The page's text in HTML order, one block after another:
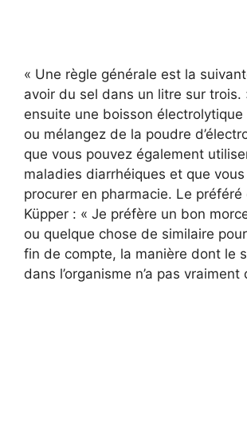
« Une règle générale est la
avoir du sel dans un litre sur trois.
ensuite une boisson
ou mélangez de la poudre
que vous pouvez également
maladies diarrhéiques et que
procurer en pharmacie. Le préféré
Küpper : « Je préfère un bon
ou quelque chose de similaire
fin de compte, la manière dont le
dans l’organisme n’a pas vraiment